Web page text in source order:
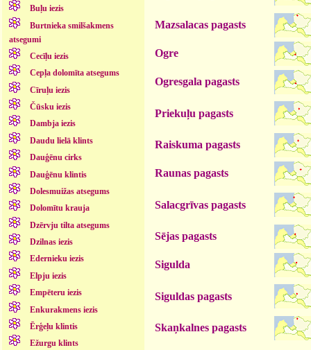
Buļu iezis
Burtnieka smilšakmens
atsegumi
Cecīļu iezis
Cepļa dolomīta atsegums
Cīruļu iezis
Čūsku iezis
Dambja iezis
Daudu lielā klints
Dauģēnu cirks
Dauģēnu klintis
Dolesmuižas atsegums
Dolomītu krauja
Dzērvju tilta atsegums
Dzilnas iezis
Edernieku iezis
Elpju iezis
Empēteru iezis
Enkurakmens iezis
Ērģeļu klintis
Ežurgu klints
Mazsalacas pagasts
Ogre
Ogresgala pagasts
Priekuļu pagasts
Raiskuma pagasts
Raunas pagasts
Salacgrīvas pagasts
Sējas pagasts
Sigulda
Siguldas pagasts
Skaņkalnes pagasts